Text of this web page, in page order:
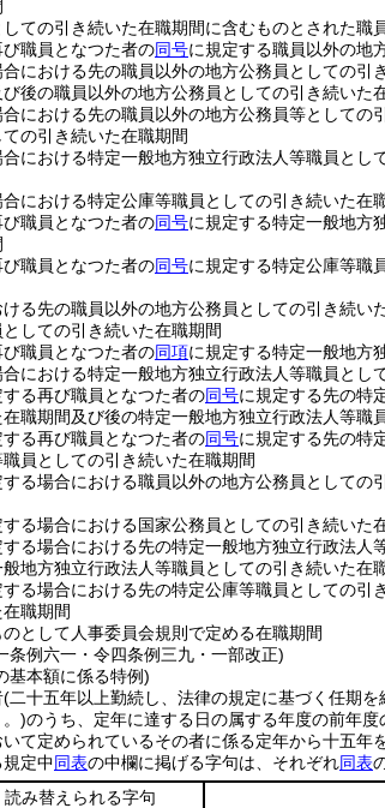
ての引き続いた在職期間に含むものとされた職
職員となつた者の同号に規定する職員以外の地
における先の職員以外の地方公務員としての
後の職員以外の地方公務員としての引き続いた
における先の職員以外の地方公務員等として
の引き続いた在職期間
における特定一般地方独立行政法人等職員と
における特定公庫等職員としての引き続いた在
職員となつた者の同号に規定する特定一般地方
職員となつた者の同号に規定する特定公庫等職
る先の職員以外の地方公務員としての引き続
しての引き続いた在職期間
職員となつた者の同項に規定する特定一般地方
における特定一般地方独立行政法人等職員とし
する再び職員となつた者の同号に規定する先の特
職期間及び後の特定一般地方独立行政法人等職
する再び職員となつた者の同号に規定する先の特
員としての引き続いた在職期間
する場合における職員以外の地方公務員としての
する場合における国家公務員としての引き続い
する場合における先の特定一般地方独立行政法
地方独立行政法人等職員としての引き続いた在
する場合における先の特定公庫等職員としての
職期間
として人事委員会規則で定める在職期間
条例六一・令四条例三九・一部改正)
基本額に係る特例)
(二十五年以上勤続し、法律の規定に基づく任期
)のうち、定年に達する日の属する年度の前年
て定められているその者に係る定年から十五年
定中同表の中欄に掲げる字句は、それぞれ同表
読み替えられる字句